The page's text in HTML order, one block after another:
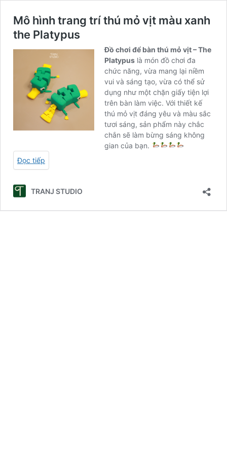
Mô hình trang trí thú mỏ vịt màu xanh
the Platypus
Đồ chơi để bàn thú mỏ vịt – The
Platypus là món đồ chơi đa
chức năng, vừa mang lại niềm
vui và sáng tạo, vừa có thể sử
dụng như một chặn giấy tiện lợi
trên bàn làm việc. Với thiết kế
thú mỏ vịt đáng yêu và màu sắc
tươi sáng, sản phẩm này chắc
chắn sẽ làm bừng sáng không
gian của bạn.
Đọc tiếp
TRANJ STUDIO